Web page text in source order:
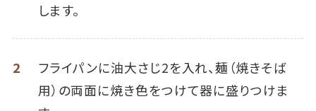
します。
2
フライパンに油大さじ2を入れ、麺（焼きそば
用）の両面に焼き色をつけて器に盛りつけま